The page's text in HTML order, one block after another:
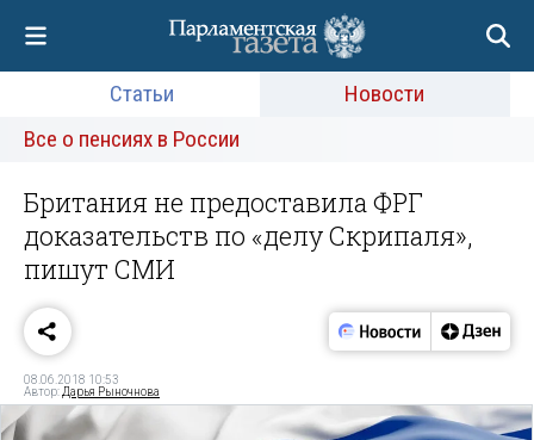
Статьи
Новости
Все о пенсиях в России
Британия не предоставила ФРГ
доказательств по «делу Скрипаля»,
пишут СМИ
08.06.2018 10:53
Автор: Дарья Рыночнова